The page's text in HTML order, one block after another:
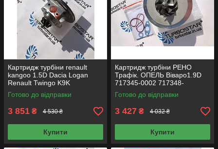
Картридж турбіни renault
kangoo 1.5D Dacia Logan
Renault Twingo K9K
54359700011 54359700012
54359700033
Готово до відправки
3 851 ₴ 4 530 ₴
Купити
Картридж турбіни РЕНО
Трафік. ОПЕЛЬ Віваро1.9D
717345-0002 717348-
0001 703245-0002
Готово до відправки
3 427 ₴ 4 032 ₴
Купити